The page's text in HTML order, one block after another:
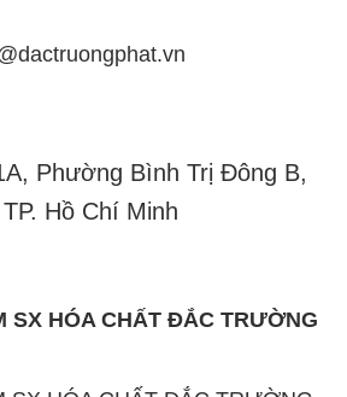
Phường Bình Trị Đông B,
Hồ Chí Minh
SX HÓA CHẤT ĐẮC TRƯỜNG